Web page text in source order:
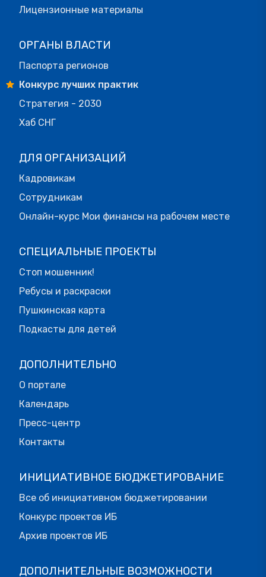
Лицензионные материалы
ОРГАНЫ ВЛАСТИ
Паспорта регионов
Конкурс лучших практик
Стратегия - 2030
Хаб СНГ
ДЛЯ ОРГАНИЗАЦИЙ
Кадровикам
Сотрудникам
Онлайн-курс Мои финансы на рабочем месте
СПЕЦИАЛЬНЫЕ ПРОЕКТЫ
Стоп мошенник!
Ребусы и раскраски
Пушкинская карта
Подкасты для детей
ДОПОЛНИТЕЛЬНО
О портале
Календарь
Пресс-центр
Контакты
ИНИЦИАТИВНОЕ БЮДЖЕТИРОВАНИЕ
Все об инициативном бюджетировании
Конкурс проектов ИБ
Архив проектов ИБ
ДОПОЛНИТЕЛЬНЫЕ ВОЗМОЖНОСТИ